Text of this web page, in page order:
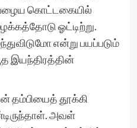
கொட்டகையில்
ஓட்டிற்று.
என்று பயப்படும்
இயந்திரத்தின்
தம்பியைத் தூக்கி
அவள்